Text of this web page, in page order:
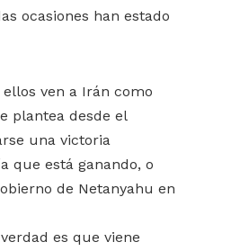
ocasiones han estado
ven a Irán como
plantea desde el
una victoria
que está ganando, o
de Netanyahu en
es que viene